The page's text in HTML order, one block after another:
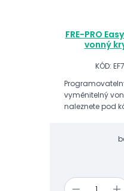
FRE-PRO
vonný
KÓD:
vyměnitelný
naleznete pod